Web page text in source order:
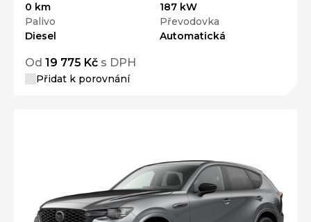
0 km
187 kW
Palivo
Diesel
Převodovka
Automatická
Od 19 775 Kč s DPH
Přidat k porovnání